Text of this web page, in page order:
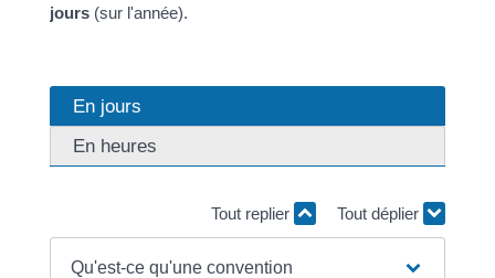
jours(sur l'année).
En jours
En heures
Tout replier Tout déplier
Qu'est-ce qu'une convention